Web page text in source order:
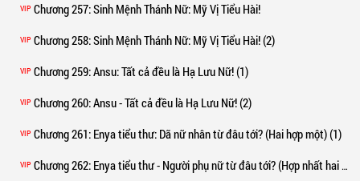
VIP Chương 257: Sinh Mệnh Thánh Nữ: Mỹ Vị Tiểu Hài!
VIP Chương 258: Sinh Mệnh Thánh Nữ: Mỹ Vị Tiểu Hài! (2)
VIP Chương 259: Ansu: Tất cả đều là Hạ Lưu Nữ! (1)
VIP Chương 260: Ansu - Tất cả đều là Hạ Lưu Nữ! (2)
VIP Chương 261: Enya tiểu thư: Dã nữ nhân từ đâu tới? (Hai hợp một) (1)
VIP Chương 262: Enya tiểu thư - Người phụ nữ từ đâu tới? (Hợp nhất hai phần) (2)